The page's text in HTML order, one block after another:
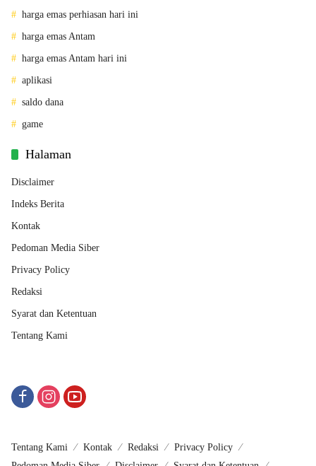
harga emas perhiasan hari ini
harga emas Antam
harga emas Antam hari ini
aplikasi
saldo dana
game
Halaman
Disclaimer
Indeks Berita
Kontak
Pedoman Media Siber
Privacy Policy
Redaksi
Syarat dan Ketentuan
Tentang Kami
Tentang Kami Kontak Redaksi
Privacy Policy